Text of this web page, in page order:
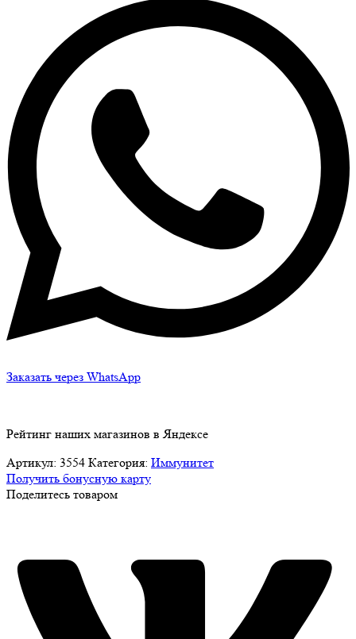
Заказать через WhatsApp
Рейтинг наших магазинов в Яндексе
Артикул: 3554 Категория: Иммунитет
Получить бонусную карту
Поделитесь товаром